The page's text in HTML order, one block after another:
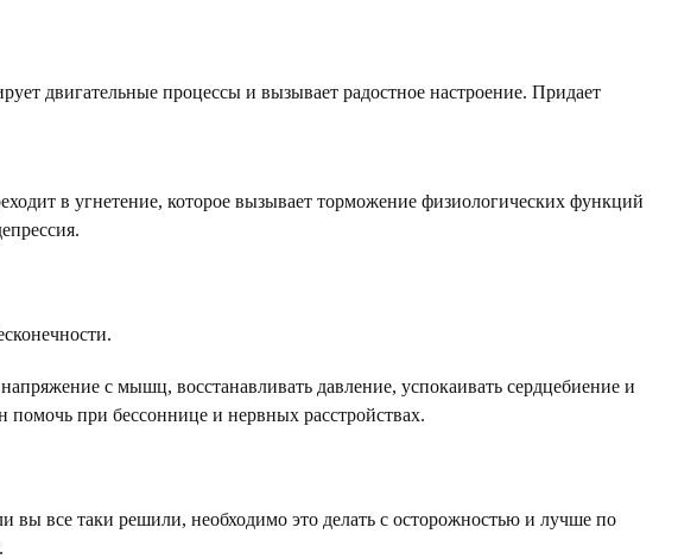
двигательные процессы и вызывает радостное настроение. Придает
в угнетение, которое вызывает торможение физиологических функций
с мышц, восстанавливать давление, успокаивать сердцебиение и
помочь при бессоннице и нервных расстройствах.
вы все таки решили, необходимо это делать с осторожностью и лучше по